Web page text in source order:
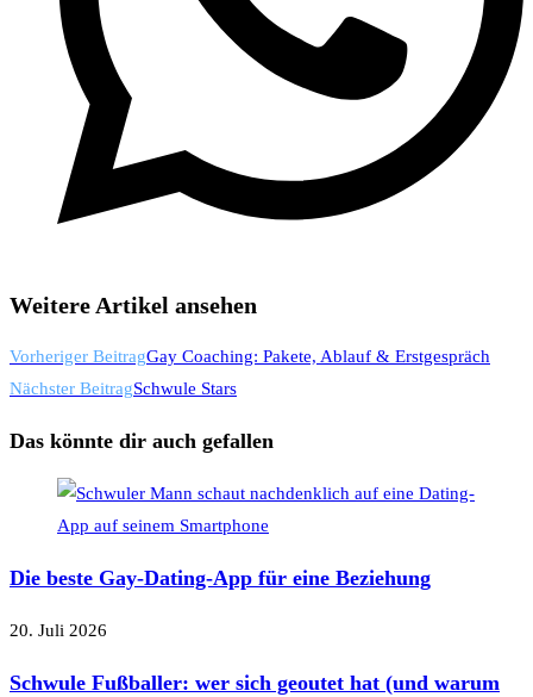
Weitere Artikel ansehen
Vorheriger BeitragGay Coaching: Pakete, Ablauf & Erstgespräch
Nächster BeitragSchwule Stars
Das könnte dir auch gefallen
Die beste Gay-Dating-App für eine Beziehung
20. Juli 2026
Schwule Fußballer: wer sich geoutet hat (und warum